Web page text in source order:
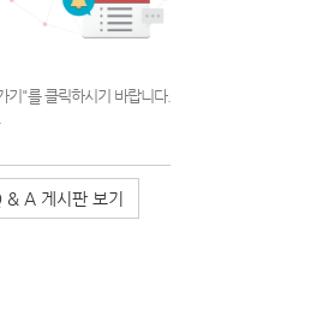
기"를 클릭하시기 바랍니다.
A 게시판 보기